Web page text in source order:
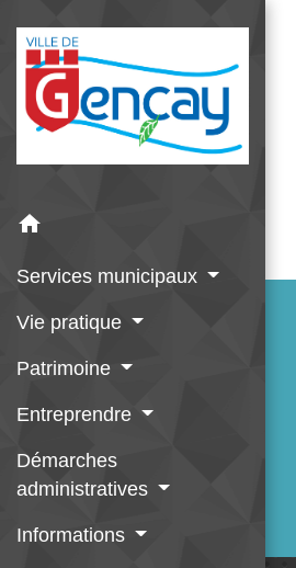
home
Services municipaux
Vie pratique
Patrimoine
Entreprendre
Démarches
administratives
Informations